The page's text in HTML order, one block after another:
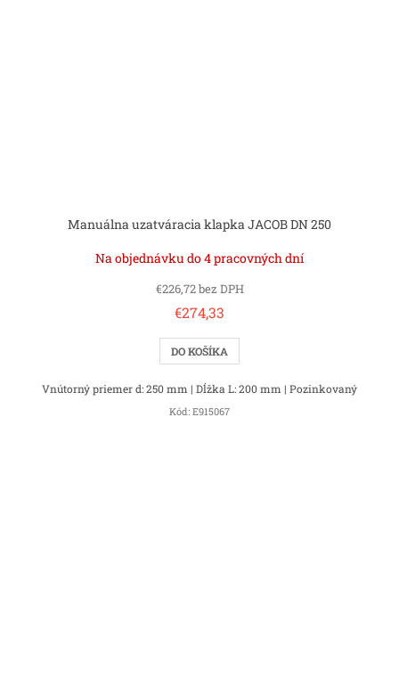
Manuálna uzatváracia klapka JACOB DN 250
Na objednávku do 4 pracovných dní
€226,72 bez DPH
€274,33
DO KOŠÍKA
Vnútorný priemer d: 250 mm | Dĺžka L: 200 mm | Pozinkovaný
Kód: E915067